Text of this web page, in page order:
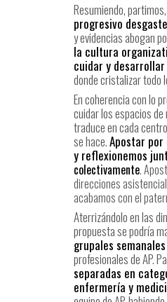
Resumiendo,
progresivo
y evidencias abogan
la cultura
cuidar y
donde cristalizar todo
En coherencia con lo
cuidar los espacios
traduce en cada
se hace.Apostar
y reflexionemos
colectivamente.
direcciones
acabamos con el
Aterrizándolo en las
propuesta se podría
grupales
profesionales de AP.
separadas en
enfermería y